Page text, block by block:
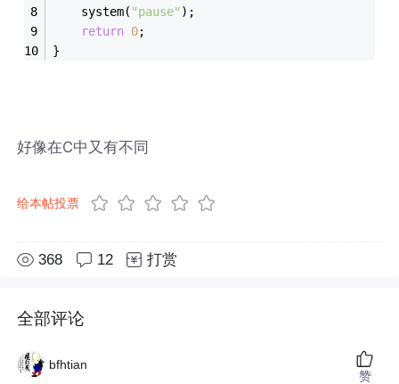
    system(
"pause" );
return 0;
}
好像在C中又有不同
给本帖投票
368 12 打赏
全部评论
bfhtian
赞